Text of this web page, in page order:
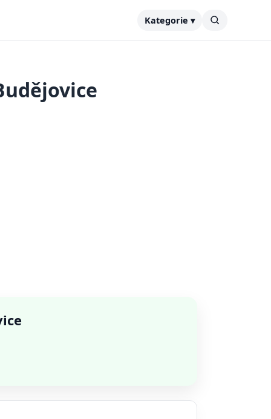
Kategorie ▾